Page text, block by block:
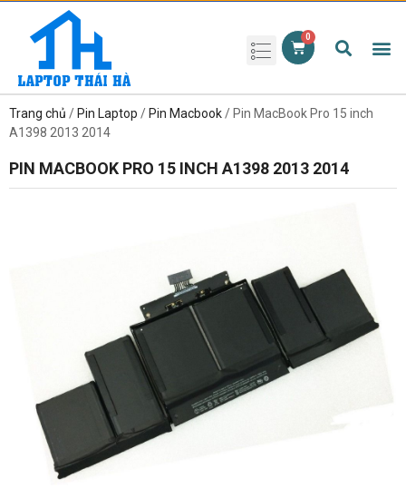
Trang chủ / Pin Laptop / Pin Macbook/ Pin MacBook Pro 15 inch
A1398 2013 2014
PIN MACBOOK PRO 15 INCH A1398 2013 2014